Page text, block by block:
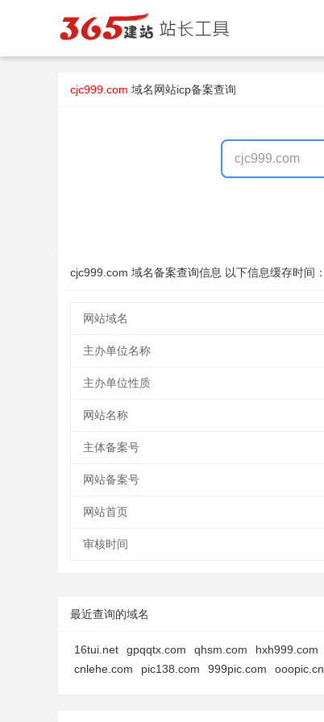
cjc999.com 域名网站icp备案查询
cjc999.com 域名备案查询信息 以下信息缓存时间：
网站域名
主办单位名称
主办单位性质
网站名称
主体备案号
网站备案号
网站首页
审核时间
最近查询的域名
16tui.net gpqqtx.com qhsm.com hxh999.com
cnlehe.com
pic138.com 999pic.com ooopic.cn